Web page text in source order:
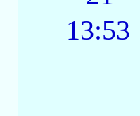
13:53